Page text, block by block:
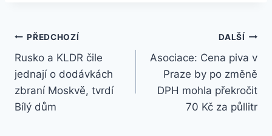
Navigace
pro
příspěvek
PŘEDCHOZÍ
Rusko a KLDR čile
jednají o dodávkách
zbraní Moskvě, tvrdí
Bílý dům
DALŠÍ
Asociace: Cena piva v
Praze by po změně
DPH mohla překročit
70 Kč za půllitr